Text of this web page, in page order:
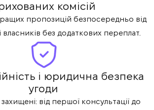
комісій
пропозицій безпосередньо від
власників без додаткових переплат.
і юридична безпека
угоди
від першої консультації до